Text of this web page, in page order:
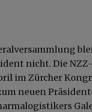
nicht. Die
im Zürcher
neuen